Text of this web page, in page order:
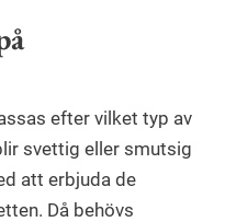
efter vilket typ av
svettig eller smutsig
att erbjuda de
Då behövs